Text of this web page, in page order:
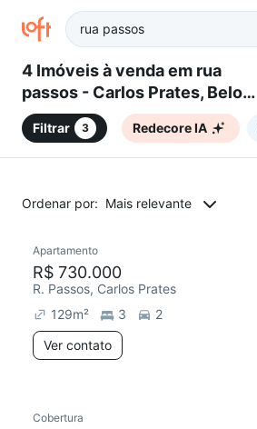
4 Imóveis à venda em rua
passos - Carlos Prates, Belo
Horizonte, MG
Filtrar 3 Redecore IA
Ordenar por: Mais relevante
Redecorar
Apartamento
R$ 730.000
R. Passos, Carlos Prates
129m² 3
2
Ver contato
Redecorar
Cobertura